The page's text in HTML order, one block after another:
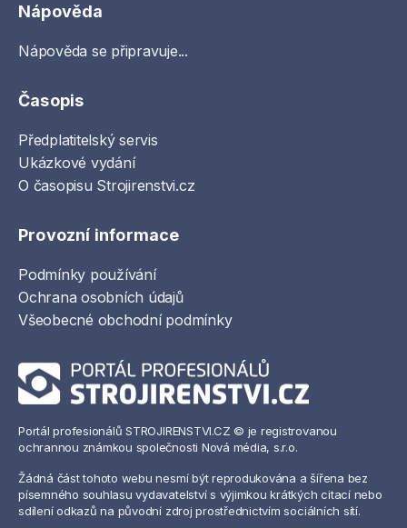
Nápověda
Nápověda se připravuje...
Časopis
Předplatitelský servis
Ukázkové vydání
O časopisu Strojirenstvi.cz
Provozní informace
Podmínky používání
Ochrana osobních údajů
Všeobecné obchodní podmínky
Portál profesionálů STROJIRENSTVI.CZ © je registrovanou
ochrannou známkou společnosti Nová média, s.r.o.
Žádná část tohoto webu nesmí být reprodukována a šířena bez
písemného souhlasu vydavatelství s výjimkou krátkých citací nebo
sdílení odkazů na původní zdroj prostřednictvím sociálních sítí.